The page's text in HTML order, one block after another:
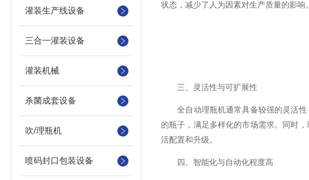
灌装生产线设备
三合一灌装设备
灌装机械
杀菌成套设备
吹/理瓶机
喷码封口包装设备
状态，减少了人为因素对生产质量的影响。
三、灵活性与可扩展性
全自动理瓶机通常具备较强的灵活性
的瓶子，满足多样化的市场需求。同时
活配置和升级。
四、智能化与自动化程度高